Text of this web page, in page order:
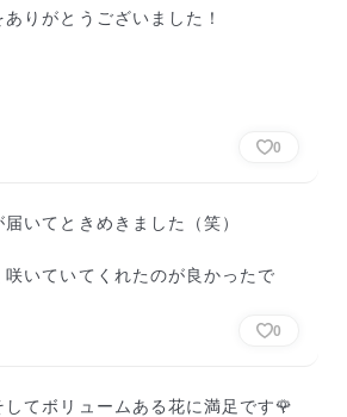
りがとうございました！
0
いてときめきました（笑）
咲いていてくれたのが良かったで
0
してボリュームある花に満足です🌹